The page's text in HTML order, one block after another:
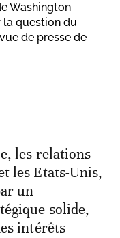
Washington
la question du
de presse de
les relations
les Etats-Unis,
un
solide,
intérêts